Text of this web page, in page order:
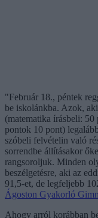
"Február 18., péntek
be iskolánkba. Azok,
(matematika írásbeli:
pontok 10 pont)
szóbeli felvételin való
sorrendbe állításakor
rangsoroljuk. Minden
beszélgetésre, aki az
91,5-et, de legfeljebb
Ágoston Gyakorló
Ahogy arról korábban